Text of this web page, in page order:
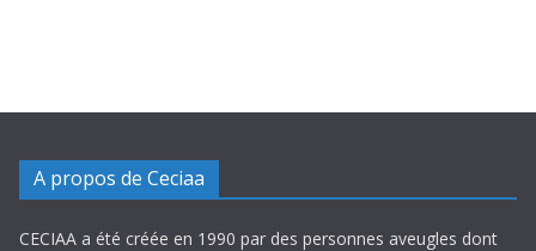
A propos de Ceciaa
CECIAA a été créée en 1990 par des personnes aveugles dont